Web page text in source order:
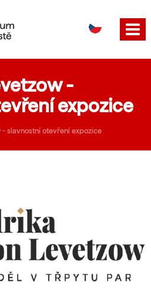
EN
-
expozice
slavnostní otevření expozice